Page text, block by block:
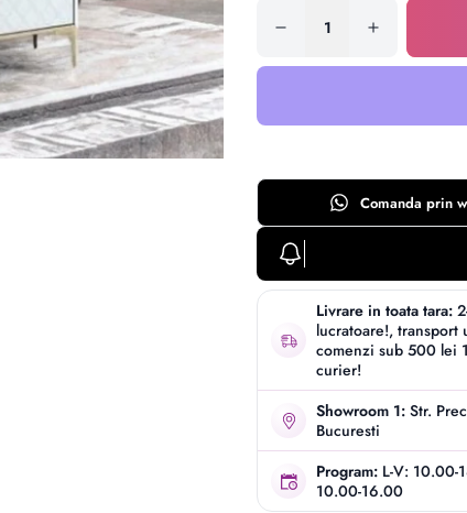
Comanda prin
Livrare in toata tara:
lucratoare!, transport
comenzi sub 500 lei
curier!
Showroom 1: Str.
Bucuresti
Program: L-V: 10.00-
10.00-16.00